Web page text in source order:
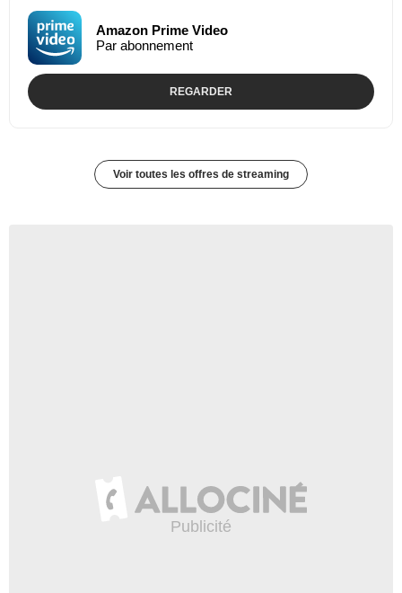
Amazon Prime Video
Par abonnement
REGARDER
Voir toutes les offres de streaming